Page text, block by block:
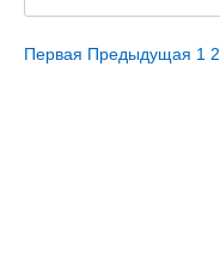
Первая Предыдущая 1 2